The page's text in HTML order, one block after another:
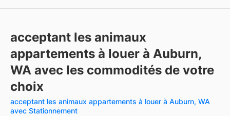
acceptant les animaux
appartements à louer à Auburn,
WA avec les commodités de votre
choix
acceptant les animaux appartements à louer à Auburn, WA
avec Stationnement